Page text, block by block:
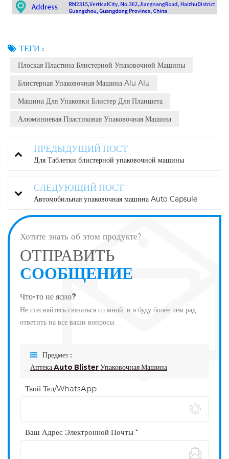
ТЕГИ :
Плоская Пластина Блистерной Упаковочной Машины
Блистерная Упаковочная Машина Alu Alu
Машина Для Упаковки Блистер Для Планшета
Алюминиевая Пластиковая Упаковочная Машина
ПРЕДЫДУЩИЙ ПОСТ
Для Таблетки блистерной упаковочной машины
СЛЕДУЮЩИЙ ПОСТ
Автомобильная упаковочная машина Auto Capsule
Хотите знать об этом продукте?
ОТПРАВИТЬ
СООБЩЕНИЕ
Что-то не ясно?
Не стесняйтесь связаться со мной, и я буду более чем рад
ответить на все ваши вопросы
Предмет :
Аптека Auto Blister Упаковочная Машина
Твой Тел/WhatsApp
Ваш Адрес Электронной Почты *